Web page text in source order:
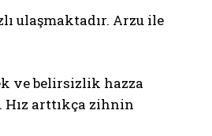
ulaşmaktadır. Arzu ile
ve belirsizlik hazza
arttıkça zihnin